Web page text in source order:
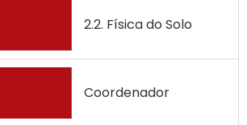
2.2. Física do Solo
Coordenador